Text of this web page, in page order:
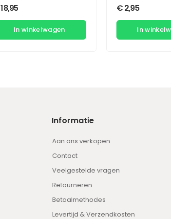
18,95
In winkelwagen
€2,95
In
Informatie
Aan ons verkopen
Contact
Veelgestelde vragen
Retourneren
Betaalmethodes
Levertijd & Verzendkosten